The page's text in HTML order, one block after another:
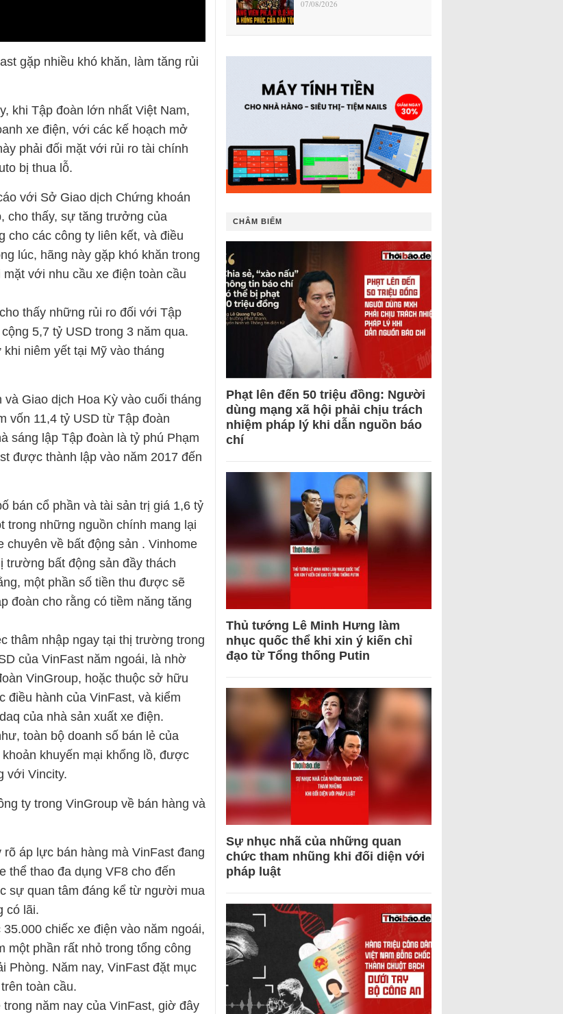
gặp nhiều khó khăn, làm tăng rủi
khi Tập đoàn lớn nhất Việt Nam,
xe điện, với các kế hoạch mở
phải đối mặt với rủi ro tài chính
bị thua lỗ.
với Sở Giao dịch Chứng khoán
cho thấy, sự tăng trưởng của
cho các công ty liên kết, và điều
lúc, hãng này gặp khó khăn trong
với nhu cầu xe điện toàn cầu
thấy những rủi ro đối với Tập
5,7 tỷ USD trong 3 năm qua.
niêm yết tại Mỹ vào tháng
Giao dịch Hoa Kỳ vào cuối tháng
vốn 11,4 tỷ USD từ Tập đoàn
sáng lập Tập đoàn là tỷ phú Phạm
được thành lập vào năm 2017 đến
bán cổ phần và tài sản trị giá 1,6 tỷ
trong những nguồn chính mang lại
chuyên về bất động sản . Vinhome
trường bất động sản đầy thách
một phần số tiền thu được sẽ
đoàn cho rằng có tiềm năng tăng
thâm nhập ngay tại thị trường trong
của VinFast năm ngoái, là nhờ
VinGroup, hoặc thuộc sở hữu
hành của VinFast, và kiểm
của nhà sản xuất xe điện.
toàn bộ doanh số bán lẻ của
khuyến mại khổng lồ, được
với Vincity.
ty trong VinGroup về bán hàng và
áp lực bán hàng mà VinFast đang
thể thao đa dụng VF8 cho đến
sự quan tâm đáng kể từ người mua
có lãi.
chiếc xe điện vào năm ngoái,
một phần rất nhỏ trong tổng công
Phòng. Năm nay, VinFast đặt mục
toàn cầu.
năm nay của VinFast, giờ đây
07/08/2026
CHÂM BIẾM
Phạt lên đến 50 triệu đồng: Người
dùng mạng xã hội phải chịu trách
nhiệm pháp lý khi dẫn nguồn báo
chí
Thủ tướng Lê Minh Hưng làm
nhục quốc thể khi xin ý kiến chỉ
đạo từ Tổng thống Putin
Sự nhục nhã của những quan
chức tham nhũng khi đối diện với
pháp luật